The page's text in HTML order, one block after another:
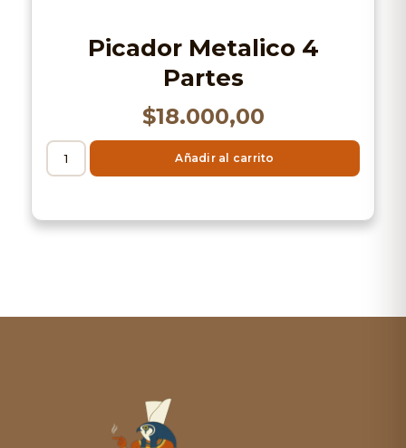
Picador Metalico 4
Partes
$18.000,00
Añadir al carrito